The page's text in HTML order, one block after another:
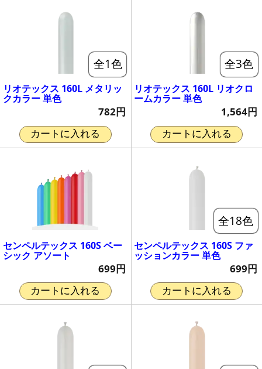
全1色
リオテックス 160L メタリッ
クカラー 単色
782円
カートに入れる
全3色
リオテックス 160L リオクロ
ームカラー 単色
1,564円
カートに入れる
センペルテックス 160S ベー
シック アソート
699円
カートに入れる
全18色
センペルテックス 160S ファ
ッションカラー 単色
699円
カートに入れる